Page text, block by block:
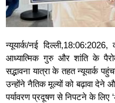
न्यूयार्क/नई
आध्यात्मिक गुरु और शांति के
सद्भावना यात्रा के तहत न्यूयार्क
उन्होंने नैतिक मूल्यों को बढ़ावा देने
पर्यावरण प्रदूषण से निपटने के लिए